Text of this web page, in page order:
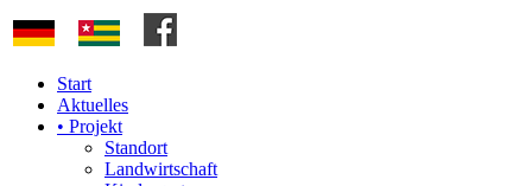
Start
Aktuelles
• Projekt
Standort
Landwirtschaft